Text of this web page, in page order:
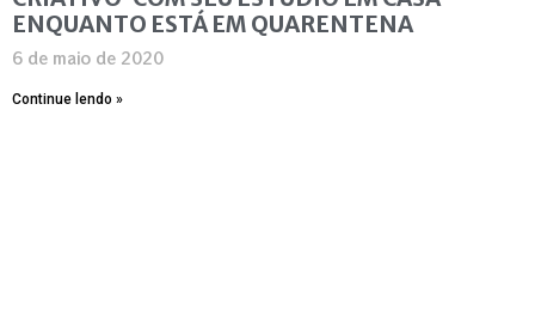
ENQUANTO ESTÁ EM QUARENTENA
6 de maio de 2020
Continue lendo »